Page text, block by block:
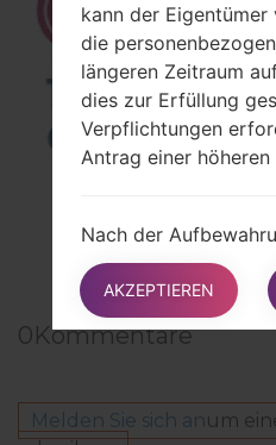
TOP 5 SECRET
0Kommentare
Melden Sie sich anum
kann der
die
längeren Zeitraum
dies zur Erfüllung
Verpflichtungen
Antrag einer höheren
Nach der
personenbezogene
Recht auf Auskunft,
Löschung, das
und das Recht auf
Aufbewahrungsfrist
AKZEPTIEREN